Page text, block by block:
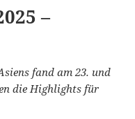
–
fand am 23. und
die Highlights für